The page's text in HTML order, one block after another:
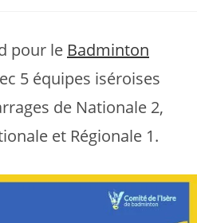
pour le Badminton
5 équipes iséroises
de Nationale 2,
et Régionale 1.